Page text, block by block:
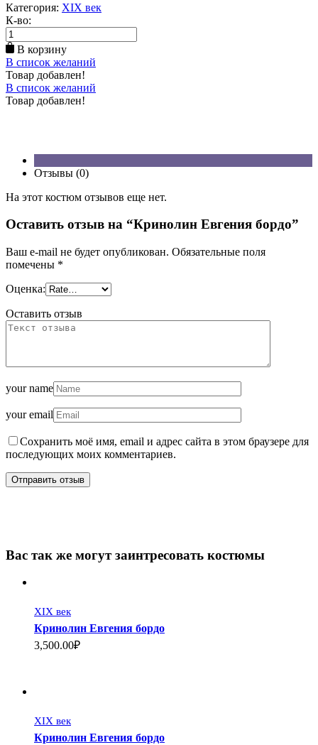
Категория: XIX век
К-во:
В корзину
В список желаний
Товар добавлен!
В список желаний
Товар добавлен!
Отзывы (0)
На этот костюм отзывов еще нет.
Оставить отзыв на “Кринолин Евгения бордо”
Ваш e-mail не будет опубликован. Обязательные поля
помечены *
Оценка:
Оставить отзыв
your name
your email
Сохранить моё имя, email и адрес сайта в этом браузере для
последующих моих комментариев.
Вас так же могут заинтресовать костюмы
XIX век
Кринолин Евгения бордо
3,500.00₽
XIX век
Кринолин Евгения бордо